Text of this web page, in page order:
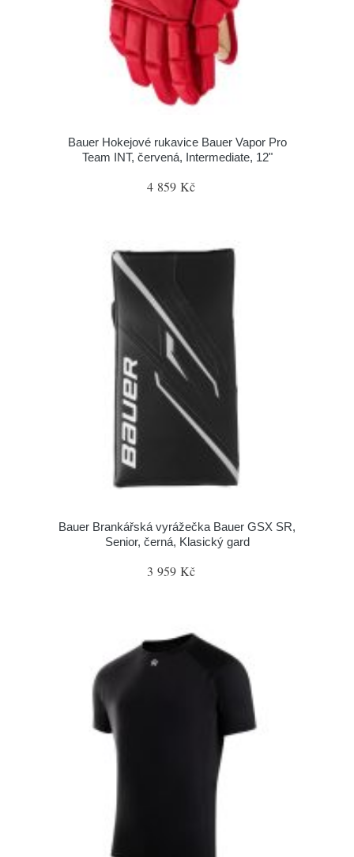
Bauer Hokejové rukavice Bauer Vapor Pro
Team INT, červená, Intermediate, 12"
4 859 Kč
Bauer Brankářská vyrážečka Bauer GSX SR,
Senior, černá, Klasický gard
3 959 Kč